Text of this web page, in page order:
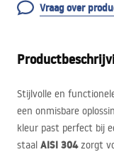
Vraag over
Stijlvolle en
een onmisbare
kleur past perfect bij
staal AISI 304zorgt